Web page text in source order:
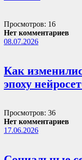
Просмотров: 16
Нет комментариев
08.07.2026
Как
эпоху
Просмотров: 36
Нет комментариев
17.06.2026